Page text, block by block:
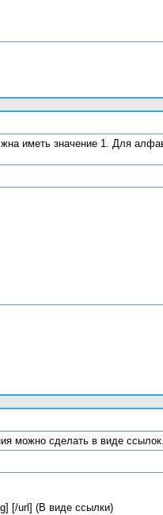
иметь значение 1. Для
можно сделать в виде ссылок.
[/url] (В виде ссылки)